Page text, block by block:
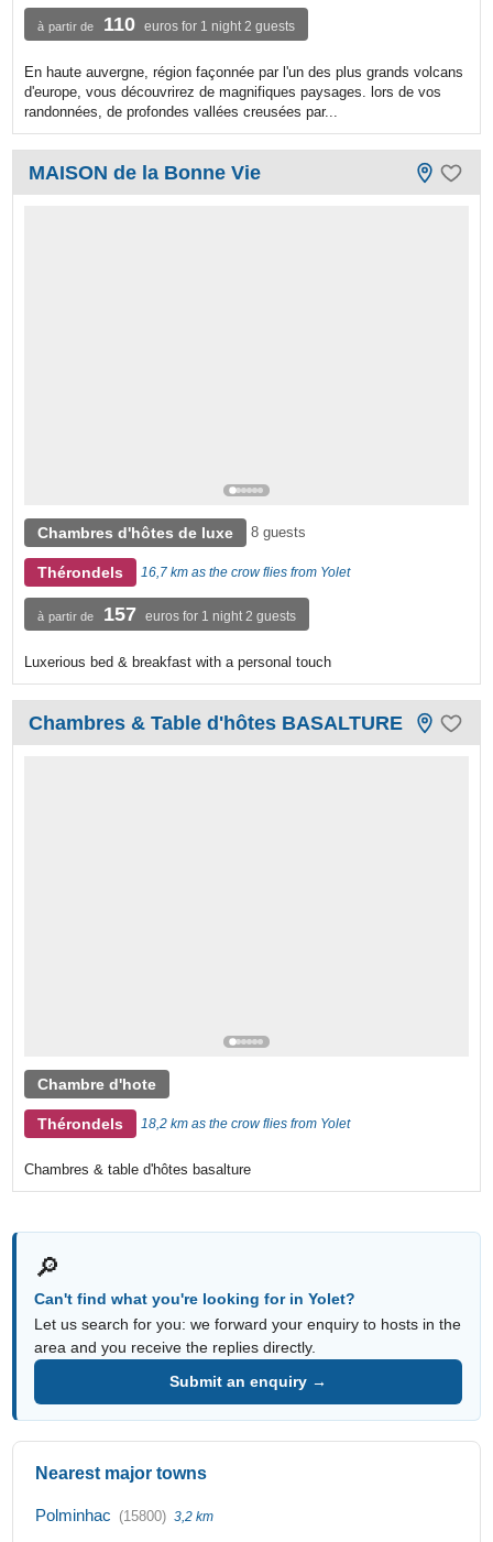
à partir de 110 euros for 1 night 2 guests
En haute auvergne, région façonnée par l'un des plus grands volcans
d'europe, vous découvrirez de magnifiques paysages. lors de vos
randonnées, de profondes vallées creusées par...
MAISON de la Bonne Vie
Chambres d'hôtes de luxe 8 guests
Thérondels 16,7 km as the crow flies from Yolet
à partir de 157 euros for 1 night 2 guests
Luxerious bed & breakfast with a personal touch
Chambres & Table d'hôtes BASALTURE
Chambre d'hote
Thérondels 18,2 km as the crow flies from Yolet
Chambres & table d'hôtes basalture
🔎
Can't find what you're looking for in Yolet?
Let us search for you: we forward your enquiry to hosts in the
area and you receive the replies directly.
Submit an enquiry →
Nearest major towns
Polminhac (15800) 3,2 km